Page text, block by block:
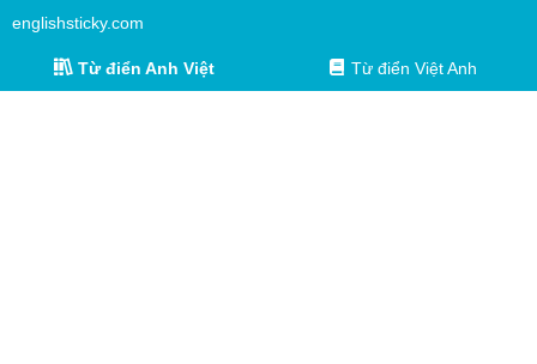
englishsticky.com
Từ điển Anh Việt Từ điển Việt Anh